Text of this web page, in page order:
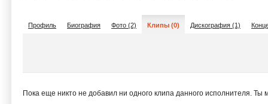
Профиль Биография Фото (2) Клипы (0) Дискография (1)
Пока еще никто не добавил ни одного клипа данного исполнителя.